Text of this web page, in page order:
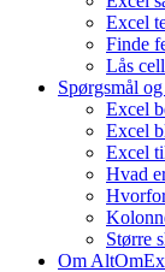
Excel
Finde
Lås
Spørgsmål
Excel
Excel
Excel
Hvad
Større
Om